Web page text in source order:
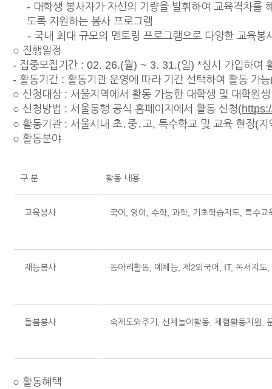
- 대학생 봉사자가 자신의 기량을 발휘하여 교육격차를
도록 지원하는 봉사 프로그램
- 국내 최대 규모의 멘토링 프로그램으로 다양한 교육봉
○ 진행일정
- 집중모집기간 : 02. 26.(월) ~ 3. 31.(일) *상시 가입하여
- 활동기간 : 활동기관 운영에 따라 기간 선택하여 활동 가
○ 신청대상 : 서울지역에서 활동 가능한 대학생 및 대학원
○ 신청방법 : 서울동행 공식 홈페이지에서 활동 신청(
○ 활동기관 : 서울시내 초․중․고, 특수학교 및 교육 현장(
○ 활동분야
구 분 활동 내용
교육봉사 국어, 영어, 수학, 과학, 기초학습지도, 특수교
재능봉사 동아리활동, 예체능, 제2외국어, IT, 독서지도
돌봄봉사 숙제도와주기, 신체놀이활동, 체험활동지원,
○ 활동혜택